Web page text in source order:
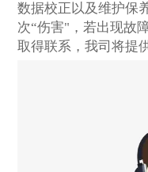
数据校正以及维护保
次“伤害"，若出现故
取得联系，我司将提